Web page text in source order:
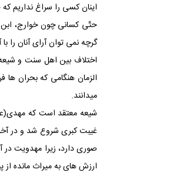
اینان کسی را سراغ نداریم که
حتّی کسانی چون خوارج، ابن
گرچه نمی‏ توان آرای آنان را
اختلاف بین اهل سنت و
الزمان هنگامی که بحران
می‏دانند.
غیبت کبری شروع شد و در آخر
ارزش های به میراث مانده از